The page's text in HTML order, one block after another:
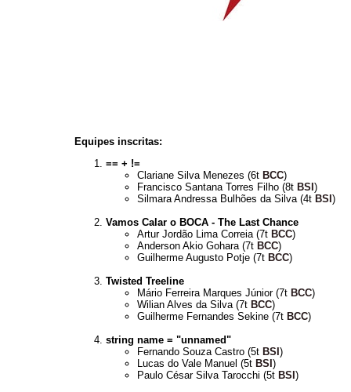
Equipes inscritas:
== + !=
Clariane Silva Menezes (6t BCC)
Francisco Santana Torres Filho (8t BSI )
Silmara Andressa Bulhões da Silva (4t BSI )
Vamos Calar o BOCA - The Last Chance
Artur Jordão Lima Correia (7t BCC)
Anderson Akio Gohara (7t BCC)
Guilherme Augusto Potje (7t BCC)
Twisted Treeline
Mário Ferreira Marques Júnior (7t BCC)
Wilian Alves da Silva (7t BCC)
Guilherme Fernandes Sekine (7t BCC)
string name = "unnamed"
Fernando Souza Castro (5t BSI )
Lucas do Vale Manuel (5t BSI )
Paulo César Silva Tarocchi (5t BSI )